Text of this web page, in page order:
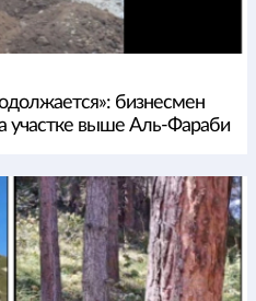
бизнесмен
участке выше Аль-Фараби